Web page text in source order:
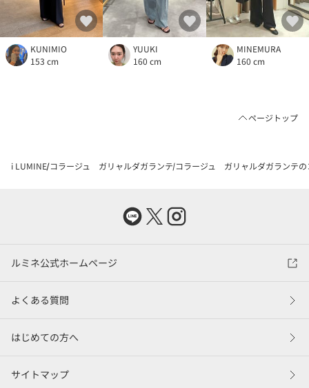
KUNIMIO
153 cm
YUUKI
160 cm
MINEMURA
160 cm
ページトップ
i LUMINE コラージュ ガリャルダガランテ コラージュ ガリャルダガランテ
ルミネ公式ホームページ
よくある質問
はじめての方へ
サイトマップ